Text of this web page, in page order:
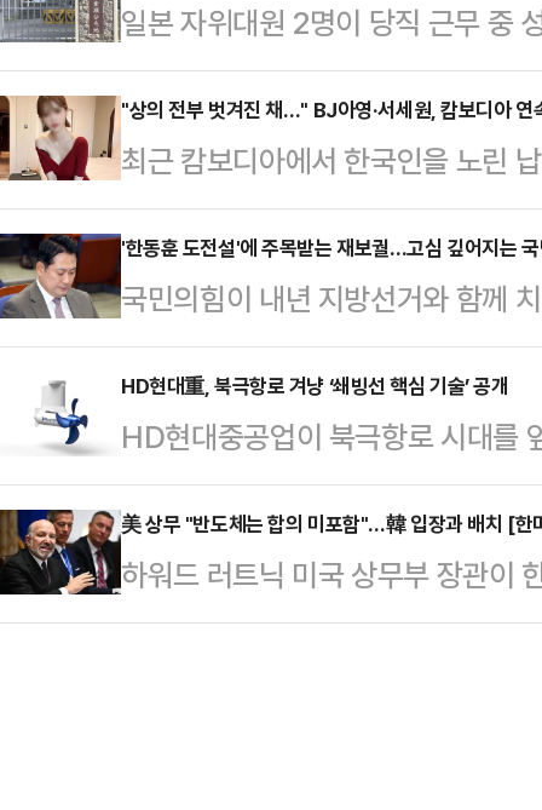
일본 자위대원 2명이 당직 근무 중
받게 됐다.22일 오키나와타임즈
부사관 A(43·남)씨와 병사 B(24·
내렸다.제15고사특과연대 소속인
4일 당직 근무 중 부대에서 성관계
부대에 스스로 신고하면서 드러났
고 반성의 뜻을 나타내고 있다"고
"상의 전부 벗겨진 채…" BJ아영·서세원, 캄보디아 연
최근 캄보디아에서 한국인을 노린
년 전 고(故) BJ아영(본명 변아영)
변씨는 지난 2023년 6월2일 지인
도 프놈펜 인근 칸달주의 한 공사장
태로 발견됐다.캄보디아 현지 경찰
체포했다. 이들은 변씨가 자신들이
던 중 발작을 일으켜 사망했으며 이
지만 시신 발견 …
'한동훈 도전설'에 주목받는 재보궐…고심 깊어지는
국민의힘이 내년 지방선거와 함께
련해 고민에 빠진 모양새다. 재판
지역구에서 재·보궐선거가 펼쳐질
대한 전략이 필요하단 목소리가 나
선거에 나설 수도 있단 얘기가 나오
·보궐선거 공천 과정에서 불거질
르면 내년 6·3 지방선거와 같은 날
과 충남 아산을 …
HD현대重, 북극항로 겨냥 ‘쇄빙선 핵심 기술’ 공개
HD현대중공업이 북극항로 시대를
기술 상용화에 속도를 내고 있다
한 선박 추진용 방향타 제조 공장
기(POD, Podded Propulsor)의
발을 주도한 HD현대중공업 관계자
美 상무 "반도체는 합의 미포함"…韓 입장과 배치 [한
하워드 러트닉 미국 상무부 장관이
설명과 다소 차이가 있는 메시지를